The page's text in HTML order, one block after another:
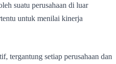
suatu perusahaan di luar
untuk menilai kinerja
tergantung setiap perusahaan dan